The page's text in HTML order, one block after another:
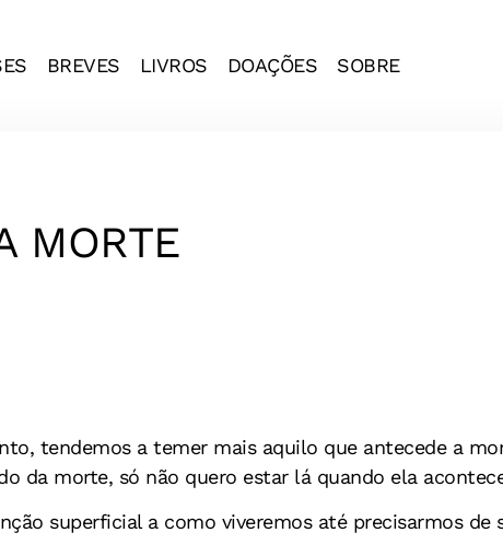
BREVES LIVROS DOAÇÕES SOBRE
MORTE
tendemos a temer mais aquilo que antecede a
da morte, só não quero estar lá quando ela
superficial a como viveremos até precisarmos